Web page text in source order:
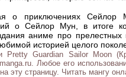
о приключениях
о Сейлор Мун, в итоге
аниме про прелестных
историей целого
Pretty Guardian Sailor Moon
Любое его
эту страницу. Читать мангу